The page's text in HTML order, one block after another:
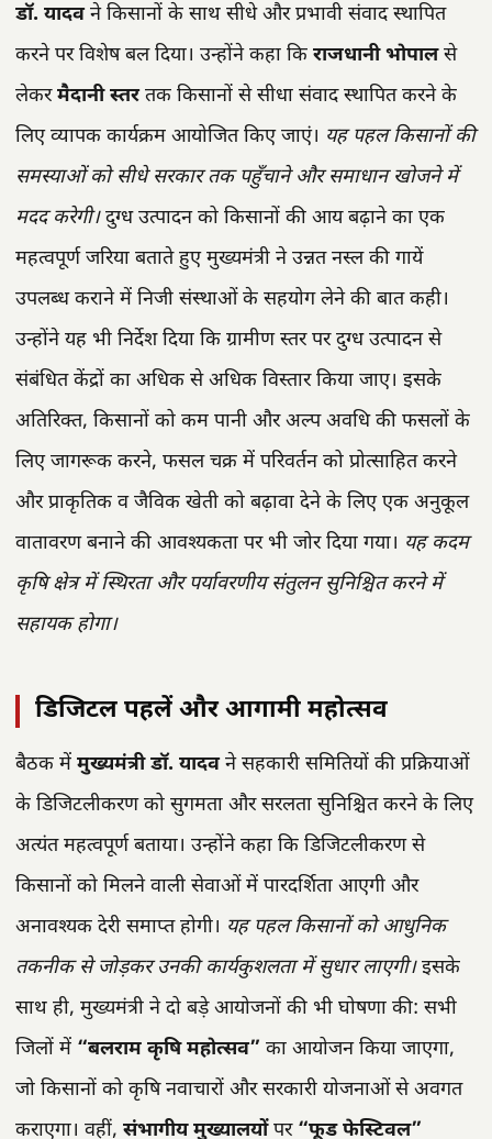
डॉ. यादवने किसानों के साथ सीधे और प्रभावी संवाद स्थापित
करने पर विशेष बल दिया। उन्होंने कहा कि राजधानी भोपालसे
लेकरमैदानी स्तरतक किसानों से सीधा संवाद स्थापित करने के
लिए व्यापक कार्यक्रम आयोजित किए जाएं। यह पहल किसानों की
समस्याओं को सीधे सरकार तक पहुँचाने और समाधान खोजने में
मदद करेगी।दुग्ध उत्पादन को किसानों की आय बढ़ाने का एक
महत्वपूर्ण जरिया बताते हुए मुख्यमंत्री ने उन्नत नस्ल की गायें
उपलब्ध कराने में निजी संस्थाओं के सहयोग लेने की बात कही।
उन्होंने यह भी निर्देश दिया कि ग्रामीण स्तर पर दुग्ध उत्पादन से
संबंधित केंद्रों का अधिक से अधिक विस्तार किया जाए। इसके
अतिरिक्त, किसानों को कम पानी और अल्प अवधि की फसलों के
लिए जागरूक करने, फसल चक्र में परिवर्तन को प्रोत्साहित करने
और प्राकृतिक व जैविक खेती को बढ़ावा देने के लिए एक अनुकूल
वातावरण बनाने की आवश्यकता पर भी जोर दिया गया। यह कदम
कृषि क्षेत्र में स्थिरता और पर्यावरणीय संतुलन सुनिश्चित करने में
सहायक होगा।
डिजिटल पहलें और आगामी महोत्सव
बैठक में मुख्यमंत्री डॉ. यादवने सहकारी समितियों की प्रक्रियाओं
के डिजिटलीकरण को सुगमता और सरलता सुनिश्चित करने के लिए
अत्यंत महत्वपूर्ण बताया। उन्होंने कहा कि डिजिटलीकरण से
किसानों को मिलने वाली सेवाओं में पारदर्शिता आएगी और
अनावश्यक देरी समाप्त होगी। यह पहल किसानों को आधुनिक
तकनीक से जोड़कर उनकी कार्यकुशलता में सुधार लाएगी।इसके
साथ ही, मुख्यमंत्री ने दो बड़े आयोजनों की भी घोषणा की: सभी
जिलों में “बलराम कृषि महोत्सव” का आयोजन किया जाएगा,
जो किसानों को कृषि नवाचारों और सरकारी योजनाओं से अवगत
कराएगा। वहीं, संभागीय मुख्यालयोंपर “फूड फेस्टिवल”